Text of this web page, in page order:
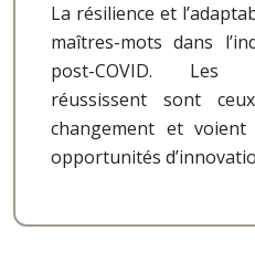
La résilience et
maîtres-mots dans
post-COVID. Les
réussissent sont
changement et
opportunités